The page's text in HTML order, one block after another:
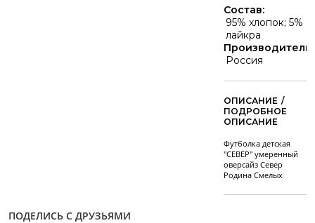
Состав:
95% хлопок; 5%
лайкра
Производитель:
Россия
/
Футболка детская
"СЕВЕР" умеренный
оверсайз Север
Родина Смелых
ПОДЕЛИСЬ С ДРУЗЬЯМИ